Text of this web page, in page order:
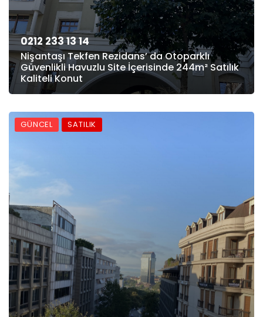
0212 233 13 14
Nişantaşı Tekfen Rezidans’ da Otoparklı
Güvenlikli Havuzlu Site İçerisinde 244m² Satılık
Kaliteli Konut
GÜNCEL SATILIK